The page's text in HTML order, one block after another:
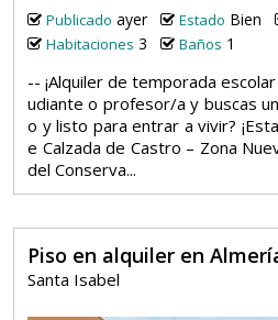
Publicado ayer Estado Bien
Habitaciones 3 Baños 1
-- ¡Alquiler de temporada
udiante o profesor/a y buscas
o y listo para entrar a vivir?
e Calzada de Castro – Zona
del Conserva...
Piso en alquiler en
Santa Isabel